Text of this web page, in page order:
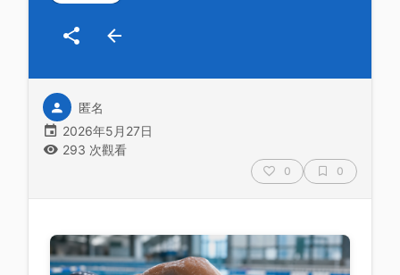
匿名
2026年5月27日
293 次觀看
0 0